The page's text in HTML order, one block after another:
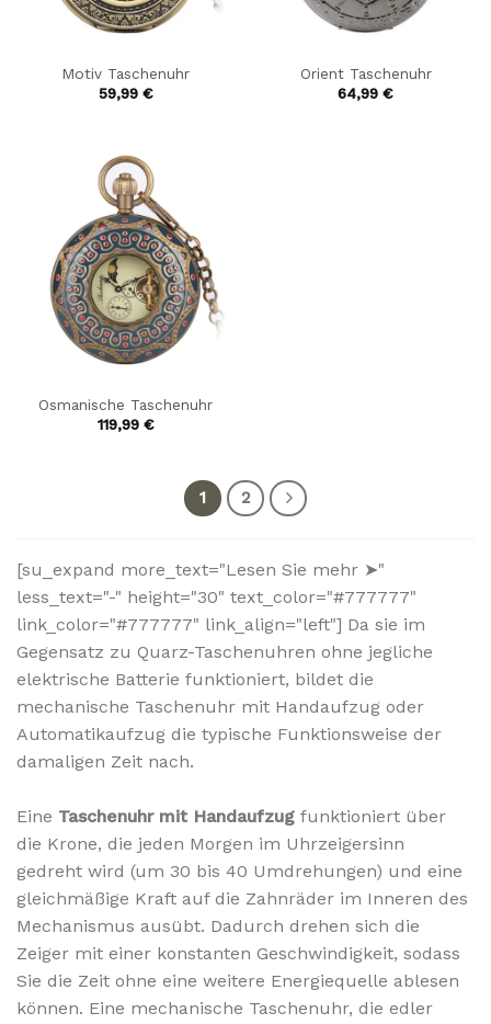
Motiv Taschenuhr
59,99 €
Orient Taschenuhr
64,99 €
Osmanische Taschenuhr
119,99 €
1 2
[su_expand more_text="Lesen Sie mehr ➤"
less_text="-" height="30" text_color="#777777"
link_color="#777777" link_align="left"] Da sie im
Gegensatz zu Quarz-Taschenuhren ohne jegliche
elektrische Batterie funktioniert, bildet die
mechanische Taschenuhr mit Handaufzug oder
Automatikaufzug die typische Funktionsweise der
damaligen Zeit nach.
Eine Taschenuhr mit Handaufzug funktioniert über
die Krone, die jeden Morgen im Uhrzeigersinn
gedreht wird (um 30 bis 40 Umdrehungen) und eine
gleichmäßige Kraft auf die Zahnräder im Inneren des
Mechanismus ausübt. Dadurch drehen sich die
Zeiger mit einer konstanten Geschwindigkeit, sodass
Sie die Zeit ohne eine weitere Energiequelle ablesen
können. Eine mechanische Taschenuhr, die edler